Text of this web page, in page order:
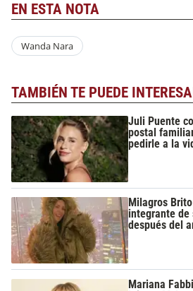
EN ESTA NOTA
Wanda Nara
TAMBIÉN TE PUEDE
Juli Puente
postal
pedirle a la
Milagros
integrante de
después del
Mariana